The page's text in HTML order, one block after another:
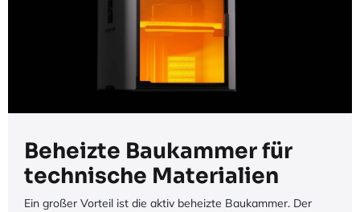
Beheizte Baukammer für
technische Materialien
Ein großer Vorteil ist die aktiv beheizte Baukammer. Der